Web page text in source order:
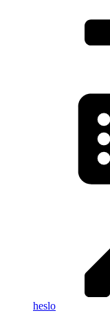
heslo